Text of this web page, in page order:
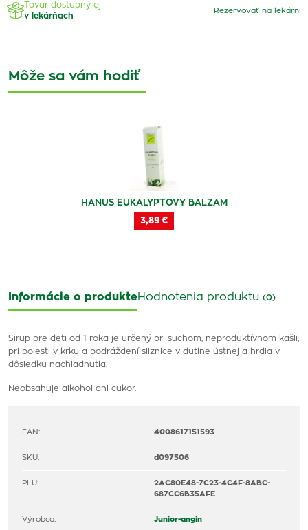
Tovar dostupný aj
v lekárňach
Rezervovať na lekárni
Môže sa vám hodiť
HANUS EUKALYPTOVY BALZAM
3,89 €
Informácie o produkteHodnotenia produktu (0)
Sirup pre deti od 1 roka je určený pri suchom, neproduktívnom kašli,
pri bolesti v krku a podráždení sliznice v dutine ústnej a hrdla v
dôsledku nachladnutia.
Neobsahuje alkohol ani cukor.
EAN: 4008617151593
SKU: d097506
PLU:
2AC80E48-7C23-4C4F-8ABC-
687CC6B35AFE
Výrobca: Junior-angin